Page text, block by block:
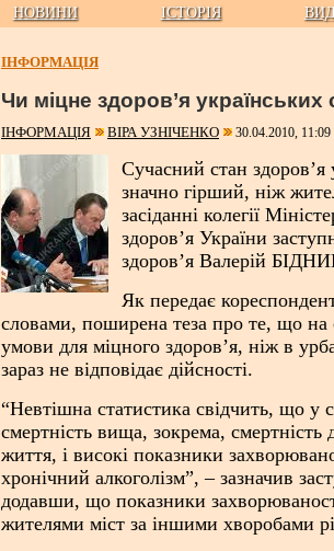
НОВИНИ ІСТОРІЯ
ІНФОРМАЦІЯ
Чи міцне здоров’я українських
ІНФОРМАЦІЯ ВІРА УЗНІЧЕНКО 30.04.2010, 11:09
Сучасний стан здоров’я
значно гірший, ніж
засіданні колегії
здоров’я України
здоров’я Валерій
Як передає
словами, поширена теза про те, що на
умови для міцного здоров’я, ніж в
зараз не відповідає дійсності.
“Невтішна статистика свідчить, що у
смертність вища, зокрема, смертність
життя, і високі показники
хронічний алкоголізм”, – зазначив
додавши, що показники
жителями міст за іншими хворобами